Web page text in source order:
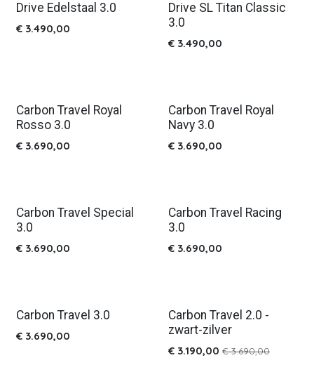
Nieuw!
Drive Edelstaal 3.0
€ 3.490,00
Nieuw!
Drive SL Titan Classic
3.0
€ 3.490,00
Nieuw!
Carbon Travel Royal
Rosso 3.0
€ 3.690,00
Nieuw!
Carbon Travel Royal
Navy 3.0
€ 3.690,00
Nieuw!
Carbon Travel Special
3.0
€ 3.690,00
Nieuw!
Carbon Travel Racing
3.0
€ 3.690,00
Nieuw!
Carbon Travel 3.0
€ 3.690,00
Carbon Travel 2.0 -
zwart-zilver
€ 3.190,00 €3.690,00